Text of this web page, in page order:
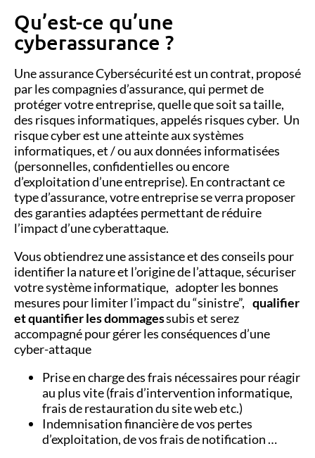
Qu’est-ce qu’une
cyberassurance ?
Une assurance Cybersécurité est un contrat, proposé
par les compagnies d’assurance, qui permet de
protéger votre entreprise, quelle que soit sa taille,
des risques informatiques, appelés risques cyber. Un
risque cyberest une atteinte auxsystèmes
informatiques, et / ou aux données informatisées
(personnelles, confidentielles ou encore
d’exploitation d’une entreprise). En contractant ce
type d’assurance, votre entreprise se verra proposer
des garanties adaptées permettant de réduire
l’impact d’une cyberattaque.
Vous obtiendrez une assistance et des conseils pour
identifier la nature et l’origine de l’attaque, sécuriser
votre système informatique, adopter les bonnes
mesures pour limiter l’impact du “sinistre”, qualifier
et quantifier les dommagessubis et serez
accompagné pour gérer les conséquences d’une
cyber-attaque
Prise en charge des frais nécessaires pour réagir
au plus vite (frais d’intervention informatique,
frais de restauration du site web etc.)
Indemnisation financière de vos pertes
d’exploitation, de vos frais de notification …